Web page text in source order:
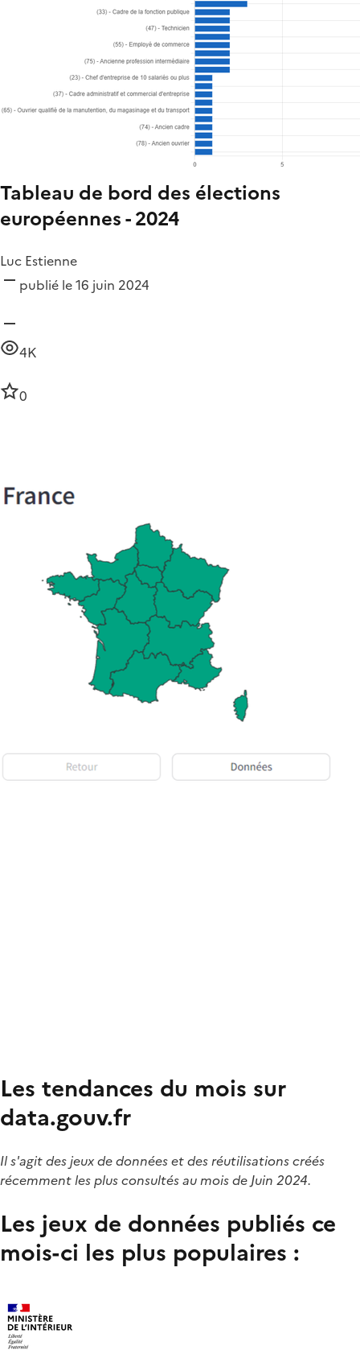
Tableau de bord des élections
européennes - 2024
Luc Estienne
publié le 16 juin 2024
4K
0
Les tendances du mois sur
data.gouv.fr
Il s'agit des jeux de données et des réutilisations créés
récemment les plus consultés au mois de Juin 2024.
Les jeux de données publiés ce
mois-ci les plus populaires :